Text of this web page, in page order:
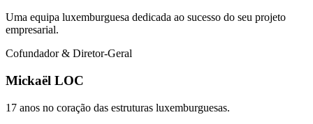
Uma equipa luxemburguesa dedicada ao sucesso do seu projeto
empresarial.
Cofundador & Diretor-Geral
Mickaël LOC
17 anos no coração das estruturas luxemburguesas.